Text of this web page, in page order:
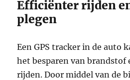
Efficiënter rijden
plegen
Een GPS tracker in de auto
het besparen van
rijden. Door middel van de